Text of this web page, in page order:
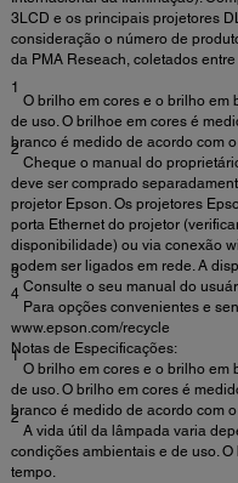
3LCD e os principais projetores
consideração o número de
da PMA Reseach, coletados
1
O brilho em cores e o brilho
de uso. O brilhoe em cores é
branco é medido de acordo com
2
Cheque o manual do
deve ser comprado
projetor Epson. Os projetores
porta Ethernet do projetor
disponibilidade) ou via conexão
podem ser ligados em rede. A
3
Consulte o seu manual do
4
Para opções convenientes e
www.epson.com/recycle
Notas de Especificações:
1
O brilho em cores e o brilho
de uso. O brilho em cores é
branco é medido de acordo com
2
A vida útil da lâmpada varia
condições ambientais e de uso.
tempo.